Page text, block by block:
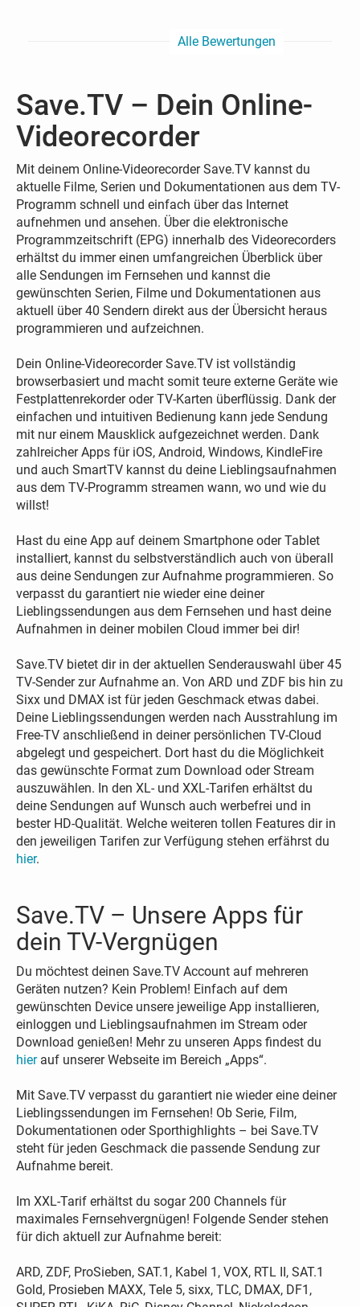
Alle Bewertungen
Save.TV – Dein Online-
Videorecorder
Mit deinem Online-Videorecorder Save.TV kannst du
aktuelle Filme, Serien und Dokumentationen aus dem TV-
Programm schnell und einfach über das Internet
aufnehmen und ansehen. Über die elektronische
Programmzeitschrift (EPG) innerhalb des Videorecorders
erhältst du immer einen umfangreichen Überblick über
alle Sendungen im Fernsehen und kannst die
gewünschten Serien, Filme und Dokumentationen aus
aktuell über 40 Sendern direkt aus der Übersicht heraus
programmieren und aufzeichnen.
Dein Online-Videorecorder Save.TV ist vollständig
browserbasiert und macht somit teure externe Geräte wie
Festplattenrekorder oder TV-Karten überflüssig. Dank der
einfachen und intuitiven Bedienung kann jede Sendung
mit nur einem Mausklick aufgezeichnet werden. Dank
zahlreicher Apps für iOS, Android, Windows, KindleFire
und auch SmartTV kannst du deine Lieblingsaufnahmen
aus dem TV-Programm streamen wann, wo und wie du
willst!
Hast du eine App auf deinem Smartphone oder Tablet
installiert, kannst du selbstverständlich auch von überall
aus deine Sendungen zur Aufnahme programmieren. So
verpasst du garantiert nie wieder eine deiner
Lieblingssendungen aus dem Fernsehen und hast deine
Aufnahmen in deiner mobilen Cloud immer bei dir!
Save.TV bietet dir in der aktuellen Senderauswahl über 45
TV-Sender zur Aufnahme an. Von ARD und ZDF bis hin zu
Sixx und DMAX ist für jeden Geschmack etwas dabei.
Deine Lieblingssendungen werden nach Ausstrahlung im
Free-TV anschließend in deiner persönlichen TV-Cloud
abgelegt und gespeichert. Dort hast du die Möglichkeit
das gewünschte Format zum Download oder Stream
auszuwählen. In den XL- und XXL-Tarifen erhältst du
deine Sendungen auf Wunsch auch werbefrei und in
bester HD-Qualität. Welche weiteren tollen Features dir in
den jeweiligen Tarifen zur Verfügung stehen erfährst du
hier.
Save.TV – Unsere Apps für
dein TV-Vergnügen
Du möchtest deinen Save.TV Account auf mehreren
Geräten nutzen? Kein Problem! Einfach auf dem
gewünschten Device unsere jeweilige App installieren,
einloggen und Lieblingsaufnahmen im Stream oder
Download genießen! Mehr zu unseren Apps findest du
hierauf unserer Webseite im Bereich „Apps“.
Mit Save.TV verpasst du garantiert nie wieder eine deiner
Lieblingssendungen im Fernsehen! Ob Serie, Film,
Dokumentationen oder Sporthighlights – bei Save.TV
steht für jeden Geschmack die passende Sendung zur
Aufnahme bereit.
Im XXL-Tarif erhältst du sogar 200 Channels für
maximales Fernsehvergnügen! Folgende Sender stehen
für dich aktuell zur Aufnahme bereit:
ARD, ZDF, ProSieben, SAT.1, Kabel 1, VOX, RTL II, SAT.1
Gold, Prosieben MAXX, Tele 5, sixx, TLC, DMAX, DF1,